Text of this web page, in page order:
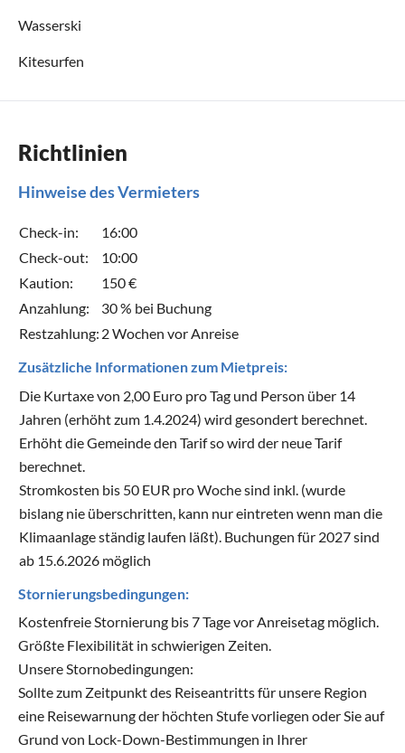
Wasserski
Kitesurfen
Richtlinien
Hinweise des Vermieters
Check-in:
16:00
Check-out:
10:00
Kaution:
150 €
Anzahlung:
30 % bei Buchung
Restzahlung: 2 Wochen vor Anreise
Zusätzliche Informationen zum Mietpreis:
Die Kurtaxe von 2,00 Euro pro Tag und Person über 14
Jahren (erhöht zum 1.4.2024) wird gesondert berechnet.
Erhöht die Gemeinde den Tarif so wird der neue Tarif
berechnet.
Stromkosten bis 50 EUR pro Woche sind inkl. (wurde
bislang nie überschritten, kann nur eintreten wenn man die
Klimaanlage ständig laufen läßt). Buchungen für 2027 sind
ab 15.6.2026 möglich
Stornierungsbedingungen:
Kostenfreie Stornierung bis 7 Tage vor Anreisetag möglich.
Größte Flexibilität in schwierigen Zeiten.
Unsere Stornobedingungen:
Sollte zum Zeitpunkt des Reiseantritts für unsere Region
eine Reisewarnung der höchten Stufe vorliegen oder Sie auf
Grund von Lock-Down-Bestimmungen in Ihrer